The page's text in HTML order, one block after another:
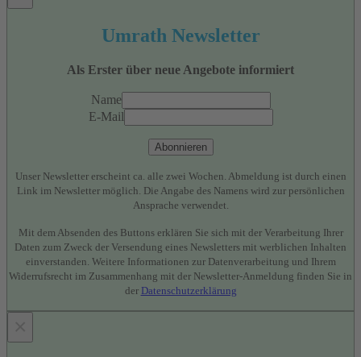
Umrath Newsletter
Als Erster über neue Angebote informiert
Name
E-Mail
Abonnieren
Unser Newsletter erscheint ca. alle zwei Wochen. Abmeldung ist durch einen
Link im Newsletter möglich. Die Angabe des Namens wird zur persönlichen
Ansprache verwendet.
Mit dem Absenden des Buttons erklären Sie sich mit der Verarbeitung Ihrer
Daten zum Zweck der Versendung eines Newsletters mit werblichen Inhalten
einverstanden. Weitere Informationen zur Datenverarbeitung und Ihrem
Widerrufsrecht im Zusammenhang mit der Newsletter-Anmeldung finden Sie in
der Datenschutzerklärung